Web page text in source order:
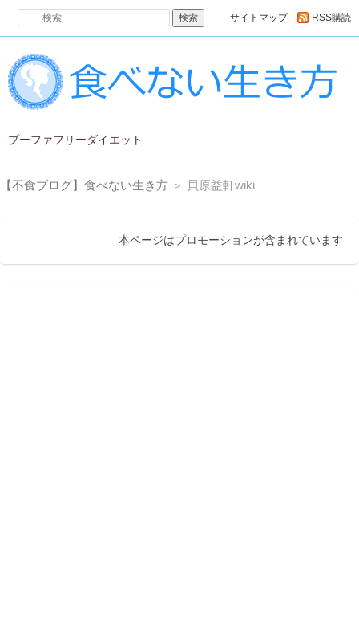
RSS購読
サイトマップ
プーファフリーダイエット
【不食ブログ】食べない生き方 ＞ 貝原益軒wiki
本ページはプロモーションが含まれています